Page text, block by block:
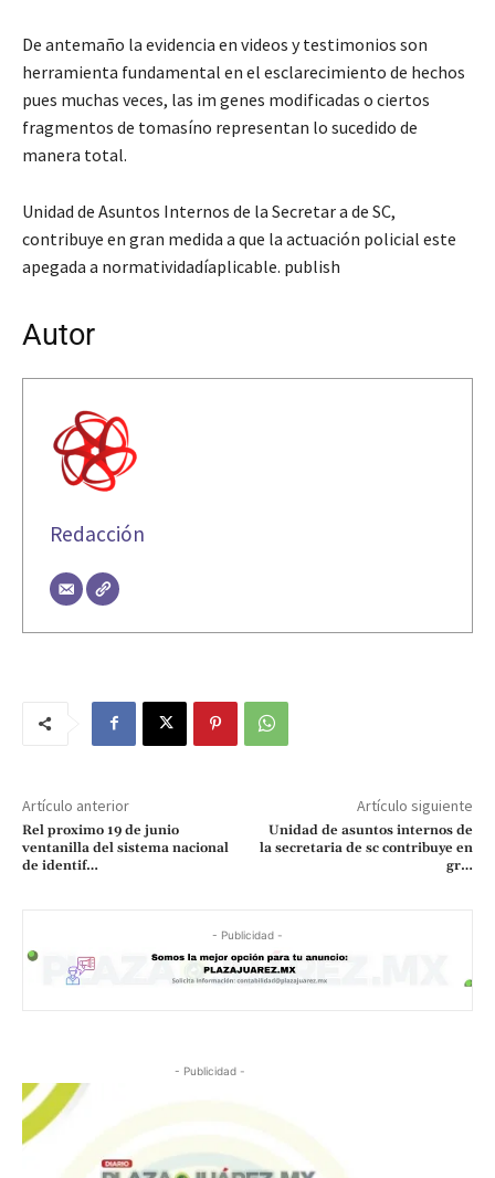
De antemaño la evidencia en videos y testimonios son
herramienta fundamental en el esclarecimiento de hechos
pues muchas veces, las im genes modificadas o ciertos
fragmentos de tomasíno representan lo sucedido de
manera total.
Unidad de Asuntos Internos de la Secretar a de SC,
contribuye en gran medida a que la actuación policial este
apegada a normatividadíaplicable. publish
Autor
Redacción
Artículo anterior
Rel proximo 19 de junio
ventanilla del sistema nacional
de identif…
Artículo siguiente
Unidad de asuntos internos de
la secretaria de sc contribuye en
gr…
- Publicidad -
- Publicidad -